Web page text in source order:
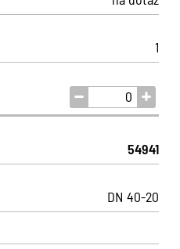
1
54941
DN 40-20